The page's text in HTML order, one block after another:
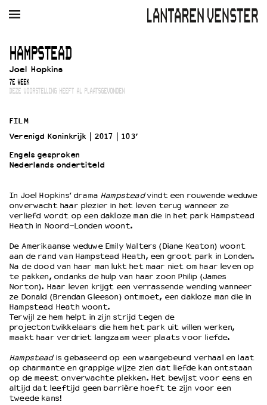
AGENDA FILM
Winkelmandje
Zoek
Openingstijden & contact
Bereikbaarheid
Kaartverkoop
EDUCATIE
Schoolvoorstellingen
Filmprogramma’s Primair Onderwijs
Speciale educatieprogramma’s
OVER LANTARENVENSTER
Wat we doen
Werken bij
Wie is wie
Word vriend
Historie
Partners
Huisregels
HAMPSTEAD
Joel Hopkins
7E WEEK
DEZE VOORSTELLING HEEFT AL PLAATSGEVONDEN
FILM
Verenigd Koninkrijk
2017
103’
Engels gesproken
Nederlands ondertiteld
In Joel Hopkins’ drama Hampsteadvindt een rouwende weduwe
onverwacht haar plezier in het leven terug wanneer ze
verliefd wordt op een dakloze man die in het park Hampstead
Heath in Noord-Londen woont.
De Amerikaanse weduwe Emily Walters (Diane Keaton) woont
aan de rand van Hampstead Heath, een groot park in Londen.
Na de dood van haar man lukt het maar niet om haar leven op
te pakken, ondanks de hulp van haar zoon Philip (James
Norton). Haar leven krijgt een verrassende wending wanneer
ze Donald (Brendan Gleeson) ontmoet, een dakloze man die in
Hampstead Heath woont.
Terwijl ze hem helpt in zijn strijd tegen de
projectontwikkelaars die hem het park uit willen werken,
maakt haar verdriet langzaam weer plaats voor liefde.
Hampsteadis gebaseerd op een waargebeurd verhaal en laat
op charmante en grappige wijze zien dat liefde kan ontstaan
op de meest onverwachte plekken. Het bewijst voor eens en
altijd dat leeftijd geen barrière hoeft te zijn voor een
tweede kans!